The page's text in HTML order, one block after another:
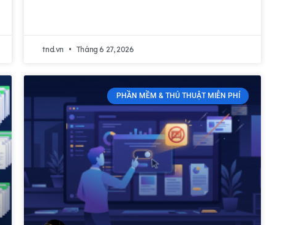
tnd.vn Tháng 6 27, 2026
PHẦN MỀM & THỦ THUẬT MIỄN PHÍ